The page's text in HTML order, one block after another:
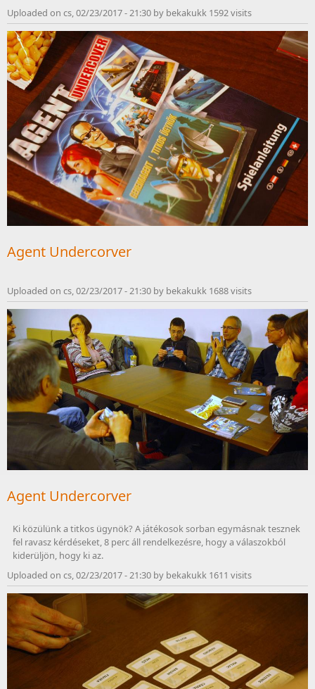
Uploaded on cs, 02/23/2017 - 21:30 by bekakukk 1592 visits
Agent Undercorver
Uploaded on cs, 02/23/2017 - 21:30 by bekakukk 1688 visits
Agent Undercorver
Ki közülünk a titkos ügynök? A játékosok sorban egymásnak tesznek
fel ravasz kérdéseket, 8 perc áll rendelkezésre, hogy a válaszokból
kiderüljön, hogy ki az.
Uploaded on cs, 02/23/2017 - 21:30 by bekakukk 1611 visits